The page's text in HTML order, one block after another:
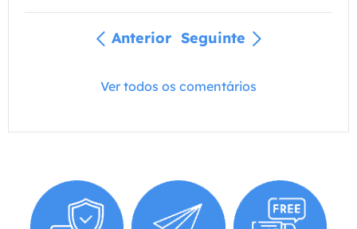
Anterior Seguinte
Ver todos os comentários